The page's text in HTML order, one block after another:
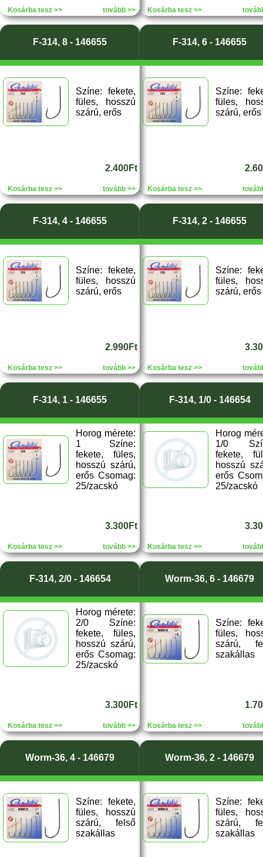
Kosárba tesz >> tovább >> Kosárba tesz >>
F-314, 8 - 146655
Színe: fekete,
füles, hosszú
szárú, erős
2.400Ft
Kosárba tesz >> tovább >>
F-314, 6 - 146655
Színe:
füles,
szárú, erős
Kosárba tesz >>
F-314, 4 - 146655
Színe: fekete,
füles, hosszú
szárú, erős
2.990Ft
Kosárba tesz >> tovább >>
F-314, 2 - 146655
Színe:
füles,
szárú, erős
Kosárba tesz >>
F-314, 1 - 146655
Horog mérete:
1 Színe:
fekete, füles,
hosszú szárú,
erős Csomag:
25/zacskó
3.300Ft
Kosárba tesz >> tovább >>
F-314, 1/0 - 146654
Horog
1/0
fekete,
hosszú
erős
25/zacskó
Kosárba tesz >>
F-314, 2/0 - 146654
Horog mérete:
2/0 Színe:
fekete, füles,
hosszú szárú,
erős Csomag:
25/zacskó
3.300Ft
Kosárba tesz >> tovább >>
Worm-36, 6 - 146679
Színe:
füles,
szárú,
szakállas
Kosárba tesz >>
Worm-36, 4 - 146679
Színe: fekete,
füles, hosszú
szárú, felső
szakállas
Worm-36, 2 - 146679
Színe:
füles,
szárú,
szakállas